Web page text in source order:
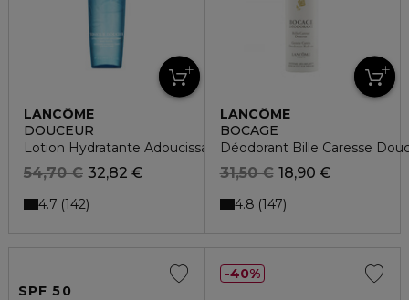
LANCÔME
DOUCEUR
Lotion Hydratante Adoucissante
32,82 €
54,70 €
4.7 142
LANCÔME
BOCAGE
Déodorant Bille Caresse
18,90 €
31,50 €
4.8 147
SPF 50
40%